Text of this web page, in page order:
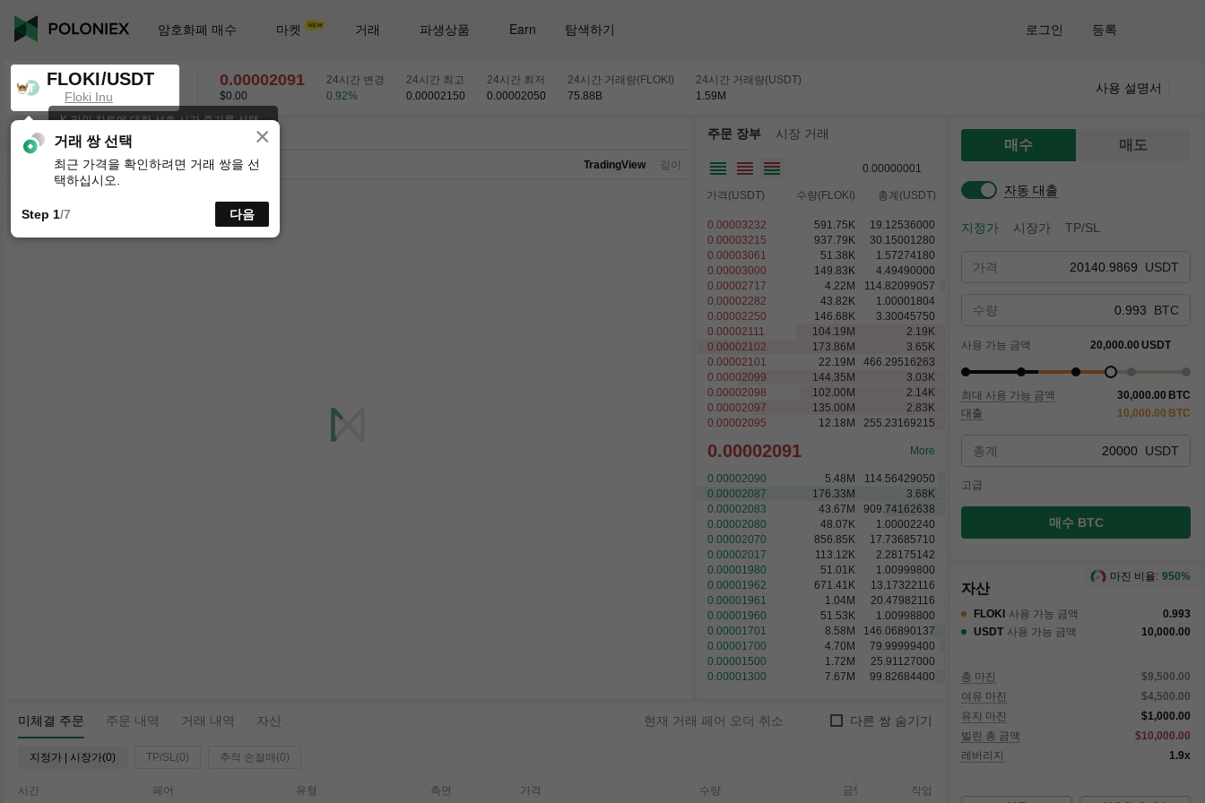
암호화폐 매수 마켓 거래 파생상품 Earn 탐색하기 로그인 등록
FLOKI/USDT
Floki Inu
0.00002091
$0.00
24시간 변경
0.92%
24시간 최고
0.00002150
24시간 최저
0.00002050
24시간 거래량(FLOKI)
75.88 B
24시간 거래량(USDT)
1.59 M
사용 설명서
FLOKI/USDT 0.92 % 0.00002091
15분 1시간4시간 1일1주 TradingView 깊이
주문 장부 시장 거래
0.00000001
가격(USDT) 수량(FLOKI) 총계(USDT)
0.00003232 591.75 K
19.12536000
0.00003215
937.79 K
30.15001280
0.00003061
51.38 K
1.57274180
0.00003000
149.83 K
4.49490000
0.00002717
4.22 M
114.82099057
0.00002282
43.82 K
1.00001804
0.00002250
146.68 K
3.30045750
0.00002111
104.19 M 2.19 K
0.00002102
173.86 M 3.65 K
0.00002101
22.19 M
466.29516263
0.00002099
144.35 M 3.03 K
0.00002098
102.00 M 2.14 K
0.00002097
135.00 M 2.83 K
0.00002095
12.18 M 255.23169215
0.00002091 More
0.00002090 5.48 M
114.56429050
0.00002087
176.33 M 3.68 K
0.00002083
43.67 M
909.74162638
0.00002080
48.07 K
1.00002240
0.00002070
856.85 K
17.73685710
0.00002017
113.12 K
2.28175142
0.00001980
51.01 K
1.00999800
0.00001962
671.41 K
13.17322116
0.00001961
1.04 M
20.47982116
0.00001960
51.53 K
1.00998800
0.00001701
8.58 M
146.06890137
0.00001700
4.70 M
79.99999400
0.00001500
1.72 M
25.91127000
0.00001300
7.67 M 99.82684400
미체결 주문 주문 내역 거래 내역 자산 현재 거래 페어 오더 취소 다른 쌍 숨기기
지정가 | 시장가(0) TP/SL(0) 추적 손절매(0)
시간 페어 유형 측면 가격 수량 금액 작업
매수 매도
자동 대출
지정가 시장가 TP/SL
가격 USDT
수량 BTC
사용 가능 금액 20,000.00 USDT
최대 사용 가능 금액 30,000.00 BTC
대출
10,000.00 BTC
총계 USDT
고급
매수 BTC
자산
FLOKI 사용 가능 금액
0.993
USDT 사용 가능 금액 10,000.00
총 마진
$9,500.00
여유 마진
$4,500.00
유지 마진
$1,000.00
빌린 총 금액
$10,000.00
레버리지
1.9x
마진 비율: 950%
K-라인 차트에 대한 선호 시간 주기를 선택
하세요.
×
거래 쌍 선택
최근 가격을 확인하려면 거래 쌍을 선
택하십시오.
Step 1/7 다음